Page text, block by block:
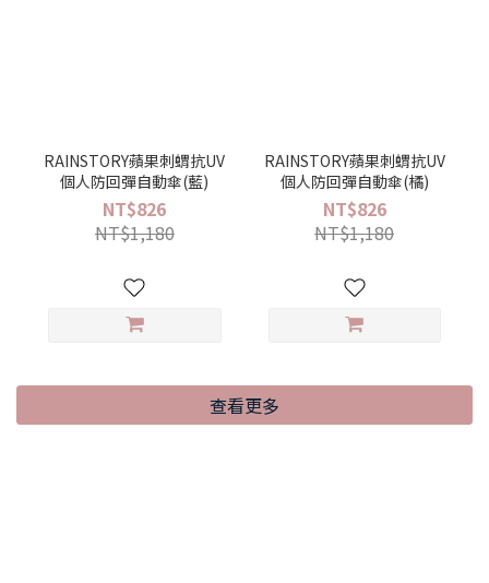
RAINSTORY蘋果刺蝟抗UV
個人防回彈自動傘(藍)
NT$826
NT$1,180
RAINSTORY蘋果刺蝟抗UV
個人防回彈自動傘(橘)
NT$826
NT$1,180
查看更多